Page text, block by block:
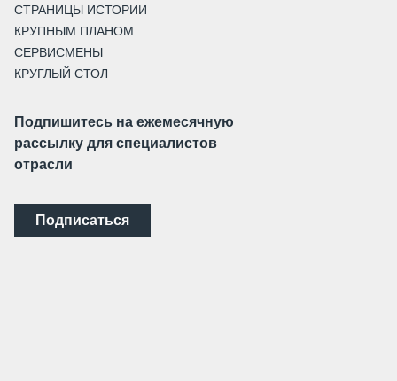
СТРАНИЦЫ ИСТОРИИ
КРУПНЫМ ПЛАНОМ
СЕРВИСМЕНЫ
КРУГЛЫЙ СТОЛ
Подпишитесь на ежемесячную
рассылку для специалистов
отрасли
Подписаться